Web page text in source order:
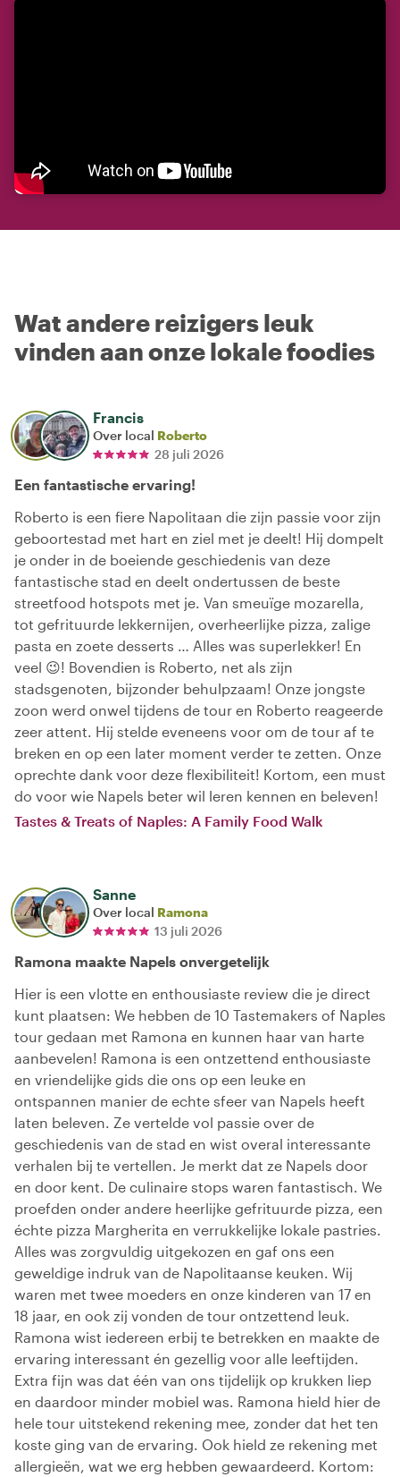
Wat andere reizigers leuk
vinden aan onze lokale foodies
Francis
Over local Roberto
28 juli 2026
Een fantastische ervaring!
Roberto is een fiere Napolitaan die zijn passie voor zijn
geboortestad met hart en ziel met je deelt! Hij dompelt
je onder in de boeiende geschiedenis van deze
fantastische stad en deelt ondertussen de beste
streetfood hotspots met je. Van smeuïge mozarella,
tot gefrituurde lekkernijen, overheerlijke pizza, zalige
pasta en zoete desserts … Alles was superlekker! En
veel 😉! Bovendien is Roberto, net als zijn
stadsgenoten, bijzonder behulpzaam! Onze jongste
zoon werd onwel tijdens de tour en Roberto reageerde
zeer attent. Hij stelde eveneens voor om de tour af te
breken en op een later moment verder te zetten. Onze
oprechte dank voor deze flexibiliteit! Kortom, een must
do voor wie Napels beter wil leren kennen en beleven!
Tastes & Treats of Naples: A Family Food Walk
Sanne
Over local Ramona
13 juli 2026
Ramona maakte Napels onvergetelijk
Hier is een vlotte en enthousiaste review die je direct
kunt plaatsen: We hebben de 10 Tastemakers of Naples
tour gedaan met Ramona en kunnen haar van harte
aanbevelen! Ramona is een ontzettend enthousiaste
en vriendelijke gids die ons op een leuke en
ontspannen manier de echte sfeer van Napels heeft
laten beleven. Ze vertelde vol passie over de
geschiedenis van de stad en wist overal interessante
verhalen bij te vertellen. Je merkt dat ze Napels door
en door kent. De culinaire stops waren fantastisch. We
proefden onder andere heerlijke gefrituurde pizza, een
échte pizza Margherita en verrukkelijke lokale pastries.
Alles was zorgvuldig uitgekozen en gaf ons een
geweldige indruk van de Napolitaanse keuken. Wij
waren met twee moeders en onze kinderen van 17 en
18 jaar, en ook zij vonden de tour ontzettend leuk.
Ramona wist iedereen erbij te betrekken en maakte de
ervaring interessant én gezellig voor alle leeftijden.
Extra fijn was dat één van ons tijdelijk op krukken liep
en daardoor minder mobiel was. Ramona hield hier de
hele tour uitstekend rekening mee, zonder dat het ten
koste ging van de ervaring. Ook hield ze rekening met
allergieën, wat we erg hebben gewaardeerd. Kortom: